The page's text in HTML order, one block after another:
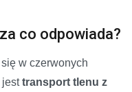
co odpowiada?
w czerwonych
jesttransport tlenu z